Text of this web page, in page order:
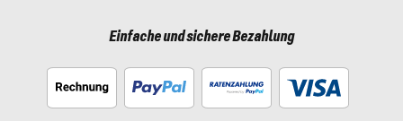
Einfache und sichere Bezahlung